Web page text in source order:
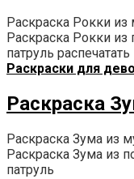
Раскраска Рокки
Раскраска Рокки
патруль распечатать
Раскраски для
Раскраска
Раскраска Зума из
Раскраска Зума из
патруль